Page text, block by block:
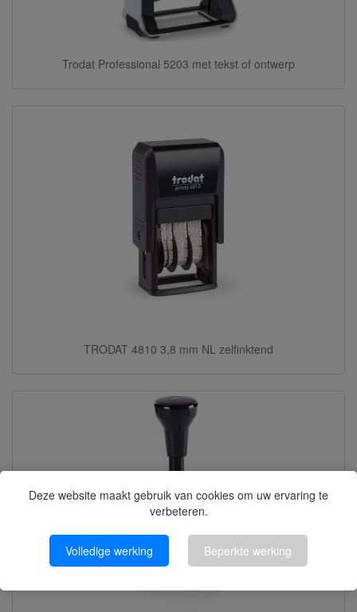
Deze website maakt gebruik van cookies om uw ervaring te
verbeteren.
Volledige werking Beperkte werking
Trodat Professional 5203 met tekst of ontwerp
TRODAT 4810 3,8 mm NL zelfinktend